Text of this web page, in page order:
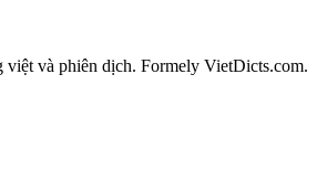
và phiên dịch. Formely VietDicts.com.